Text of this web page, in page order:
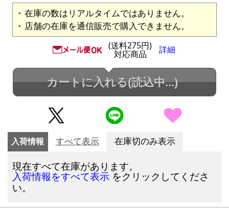
在庫の数はリアルタイムではありません。
店舗の在庫を通信販売で購入できません。
(送料275円)
対応商品 詳細
カートに入れる(読込中...)
入荷情報 すべて表示 在庫切のみ表示
現在すべて在庫があります。
入荷情報をすべて表示 をクリックしてくださ
い。